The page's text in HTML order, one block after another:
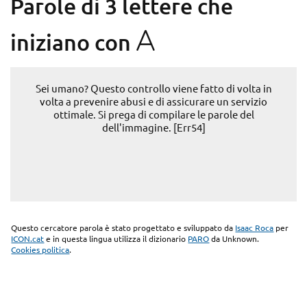
Parole di 3 lettere che
iniziano con A
Sei umano? Questo controllo viene fatto di volta in
volta a prevenire abusi e di assicurare un servizio
ottimale. Si prega di compilare le parole del
dell'immagine. [Err54]
Questo cercatore parola è stato progettato e sviluppato da Isaac Roca per
ICON.cate in questa lingua utilizza il dizionario PAROda Unknown.
Cookies politica.